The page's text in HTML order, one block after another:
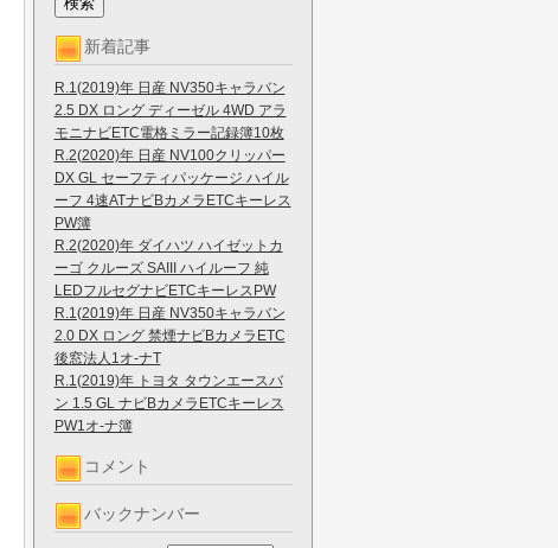
新着記事
R.1(2019)年 日産 NV350キャラバン
2.5 DX ロング ディーゼル 4WD アラ
モニナビETC電格ミラー記録簿10枚
R.2(2020)年 日産 NV100クリッパー
DX GL セーフティパッケージ ハイル
ーフ 4速ATナビBカメラETCキーレス
PW簿
R.2(2020)年 ダイハツ ハイゼットカ
ーゴ クルーズ SAIII ハイルーフ 純
LEDフルセグナビETCキーレスPW
R.1(2019)年 日産 NV350キャラバン
2.0 DX ロング 禁煙ナビBカメラETC
後窓法人1オ-ナT
R.1(2019)年 トヨタ タウンエースバ
ン 1.5 GL ナビBカメラETCキーレス
PW1オ-ナ簿
コメント
バックナンバー